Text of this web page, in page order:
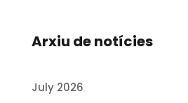
Arxiu de notícies
July 2026